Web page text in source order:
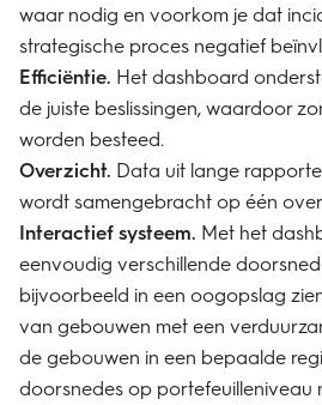
waar nodig en voorkom je dat
strategische proces negatief
Efficiëntie. Het dashboard
de juiste beslissingen, waardoor
worden besteed.
Overzicht. Data uit lange
wordt samengebracht op één
Interactief systeem. Met het
eenvoudig verschillende
bijvoorbeeld in een oogopslag
van gebouwen met een
de gebouwen in een bepaalde
doorsnedes op portefeuilleniveau